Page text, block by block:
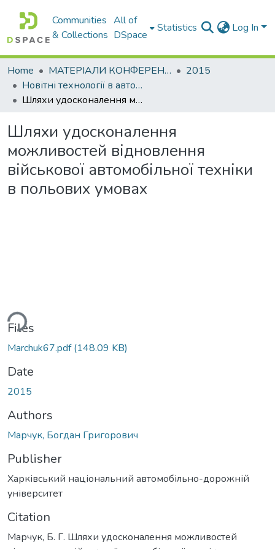
Communities
& Collections
All of
DSpace
Statistics Log In
Home МАТЕРІАЛИ КОНФЕРЕНЦІЙ
2015
Новітні технології в автомобілебудівництві та транспорті. Частина І
Шляхи удосконалення можливостей відновлення військової автомобільної техніки в польових умовах
Шляхи удосконалення
можливостей відновлення
військової автомобільної техніки
в польових умовах
Files
Marchuk67.pdf(148.09 KB)
Date
2015
Authors
Марчук, Богдан Григорович
Publisher
Харківський національний автомобільно-дорожній
університет
Citation
Марчук, Б. Г. Шляхи удосконалення можливостей